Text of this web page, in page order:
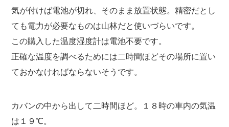
気が付けば電池が切れ、そのまま放置状態。精密だとし
ても電力が必要なものは山林だと使いづらいです。
この購入した温度湿度計は電池不要です。
正確な温度を調べるためには二時間ほどその場所に置い
ておかなければならないそうです。
カバンの中から出して二時間ほど。１８時の車内の気温
は１９℃。